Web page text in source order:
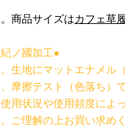
カフェ草
●紀ノ國加工
生地にマットエナメル
摩擦テスト（色落ち）
使用状況や使用頻度によ
ご理解の上お買い求めく